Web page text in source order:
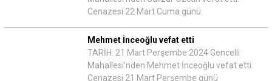
Cenazesi 22 Mart Cuma günü
Mehmet İnceoğlu vefat etti
TARİH: 21 Mart Perşembe 2024 Gencelli
Mahallesi'nden Mehmet İnceoğlu vefat etti.
Cenazesi 21 Mart Perşembe günü